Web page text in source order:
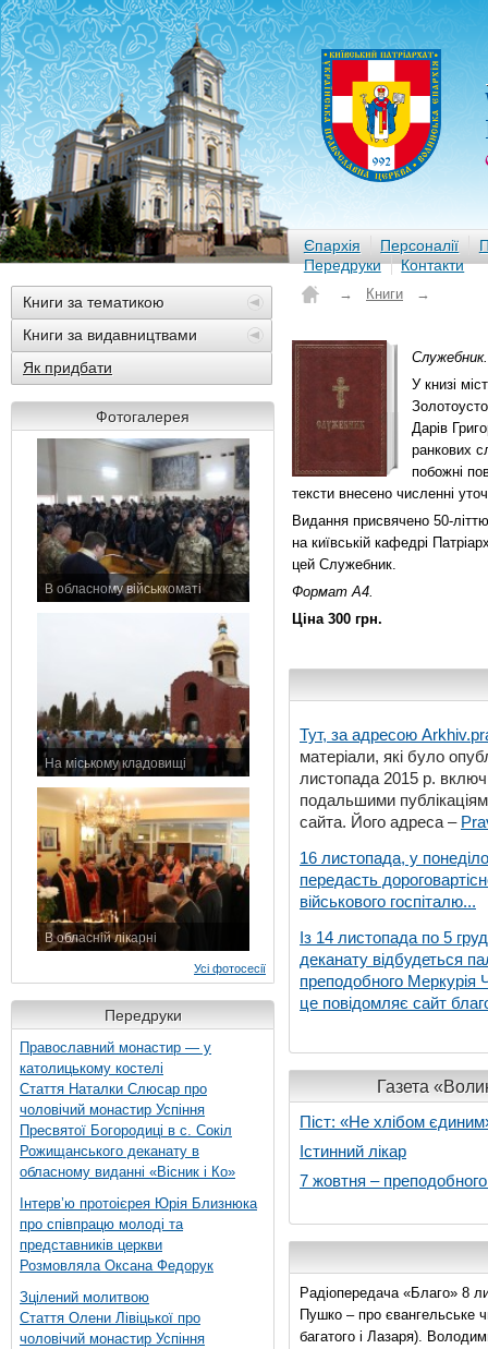
Єпархія Персоналії
Передруки
Контакти
Книги за тематикою
Книги за видавництвами
Як придбати
Фотогалерея
В обласному військкоматі
На міському кладовищі
В обласній лікарні
Усі фотосесії
Передруки
Православний монастир — у
католицькому костелі
Стаття Наталки Слюсар про
чоловічий монастир Успіння
Пресвятої Богородиці в с. Сокіл
Рожищанського деканату в
обласному виданні «Вісник і Ко»
Інтерв’ю протоієрея Юрія Близнюка
про співпрацю молоді та
представників церкви
Розмовляла Оксана Федорук
Зцілений молитвою
Стаття Олени Лівіцької про
чоловічий монастир Успіння
→ Книги →
У книзі
Дарів
ранкових
побожні
тексти внесено численні
Видання присвячено 50-літтю
на київській кафедрі
цей Служебник.
Формат А4.
Ціна 300 грн.
Тут, за адресою
матеріали, які було
листопада 2015 р.
подальшими
сайта. Його адреса –
16 листопада, у
передасть
військового госпіталю...
Із 14 листопада по 5
деканату відбудеться
преподобного Меркурія
це повідомляє сайт
Газета
Піст: «Не хлібом
Істинний лікар
7 жовтня –
Радіопередача «Благо» 8
Пушко – про євангельське
багатого і Лазаря).